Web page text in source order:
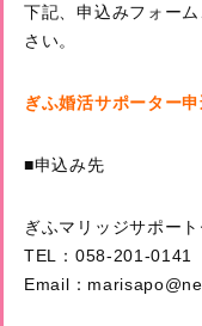
下記、申込みフォー
さい。
ぎふ婚活サポーター
■申込み先
ぎふマリッジサポー
TEL：058-201-0141
Email：